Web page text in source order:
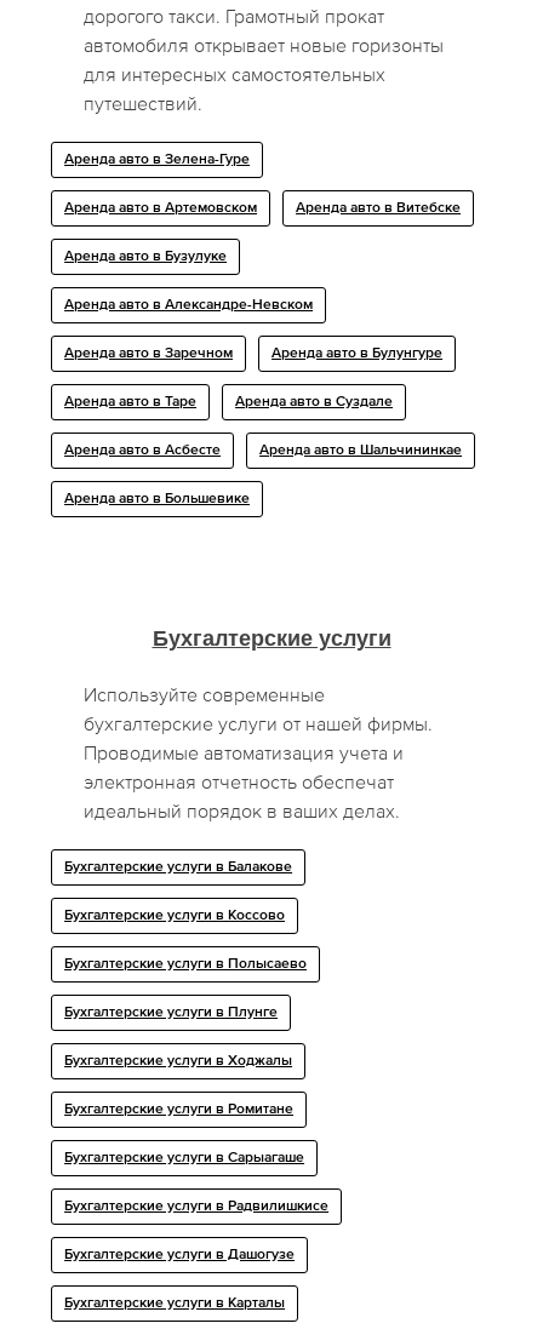
дорогого такси. Грамотный прокат
автомобиля открывает новые горизонты
для интересных самостоятельных
путешествий.
Аренда авто в Зелена-Гуре
Аренда авто в Артемовском Аренда авто в Витебске
Аренда авто в Бузулуке
Аренда авто в Александре-Невском
Аренда авто в Заречном Аренда авто в Булунгуре
Аренда авто в Таре Аренда авто в Суздале
Аренда авто в Асбесте Аренда авто в Шальчининкае
Аренда авто в Большевике
Бухгалтерские услуги
Используйте современные
бухгалтерские услуги от нашей фирмы.
Проводимые автоматизация учета и
электронная отчетность обеспечат
идеальный порядок в ваших делах.
Бухгалтерские услуги в Балакове
Бухгалтерские услуги в Коссово
Бухгалтерские услуги в Полысаево
Бухгалтерские услуги в Плунге
Бухгалтерские услуги в Ходжалы
Бухгалтерские услуги в Ромитане
Бухгалтерские услуги в Сарыагаше
Бухгалтерские услуги в Радвилишкисе
Бухгалтерские услуги в Дашогузе
Бухгалтерские услуги в Карталы